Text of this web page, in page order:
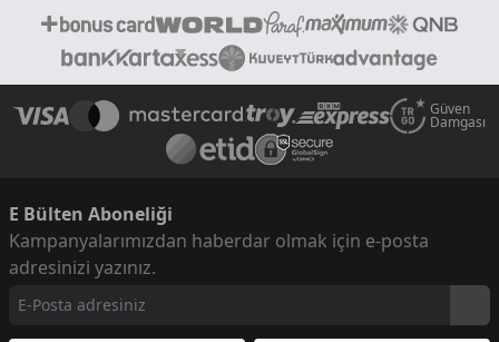
Güven
Damgası
E Bülten Aboneliği
Kampanyalarımızdan haberdar olmak için e-posta
adresinizi yazınız.